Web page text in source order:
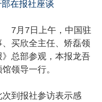
在报社座谈
月7日上午，中国驻
买欣全主任、矫磊领
总部参观，本报龙吾
领导一行。
到报社参访表示感